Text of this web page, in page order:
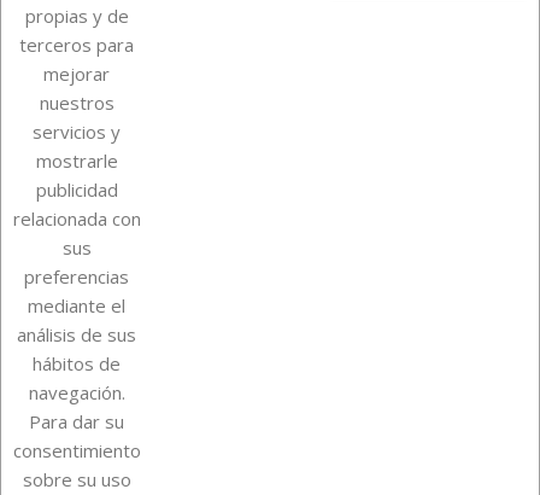
Su cuenta
Información de la tienda
propias y de
terceros para
mejorar
nuestros
servicios y
mostrarle
publicidad
relacionada con
sus
preferencias
mediante el
análisis de sus
hábitos de
navegación.
Para dar su
consentimiento
sobre su uso